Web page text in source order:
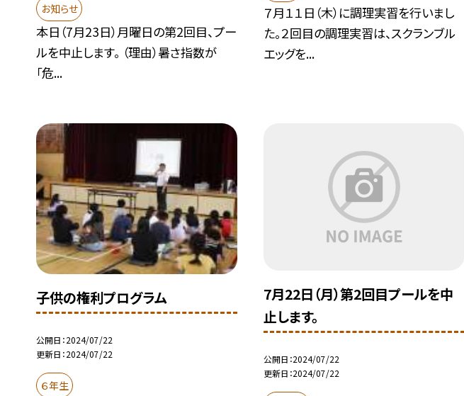
お知らせ
本日（7月23日）月曜日の第2回目、プー
ルを中止します。 （理由）暑さ指数が
「危...
７月１１日（木）に調理実習を行いまし
た。２回目の調理実習は、スクランブル
エッグを...
子供の権利プログラム
公開日 2024/07/22
更新日 2024/07/22
６年生
7月22日（月）第2回目プールを中
止します。
公開日 2024/07/22
更新日 2024/07/22